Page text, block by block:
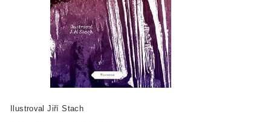
Ilustroval Jiří Stach